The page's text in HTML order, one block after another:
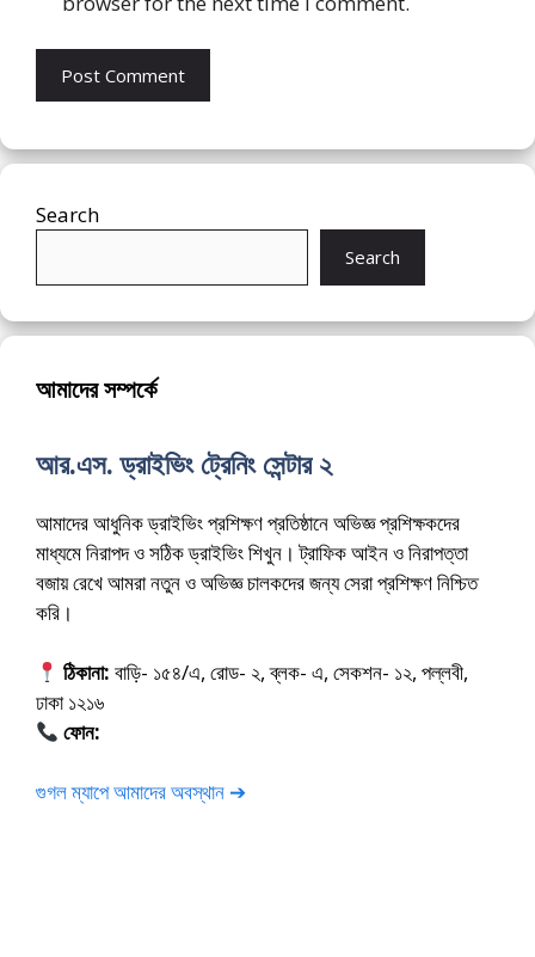
Search
Search
আমাদের সম্পর্কে
আর.এস. ড্রাইভিং ট্রেনিং সেন্টার ২
আমাদের আধুনিক ড্রাইভিং প্রশিক্ষণ প্রতিষ্ঠানে অভিজ্ঞ প্রশিক্ষকদের
মাধ্যমে নিরাপদ ও সঠিক ড্রাইভিং শিখুন। ট্রাফিক আইন ও নিরাপত্তা
বজায় রেখে আমরা নতুন ও অভিজ্ঞ চালকদের জন্য সেরা প্রশিক্ষণ নিশ্চিত
করি।
ঠিকানা: বাড়ি- ১৫৪/এ, রোড- ২, ব্লক- এ, সেকশন- ১২, পল্লবী,
ঢাকা ১২১৬
ফোন:
গুগল ম্যাপে আমাদের অবস্থান ➔